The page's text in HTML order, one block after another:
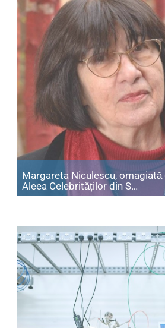
Margareta Niculescu, omagiată
Aleea Celebrităților din S…